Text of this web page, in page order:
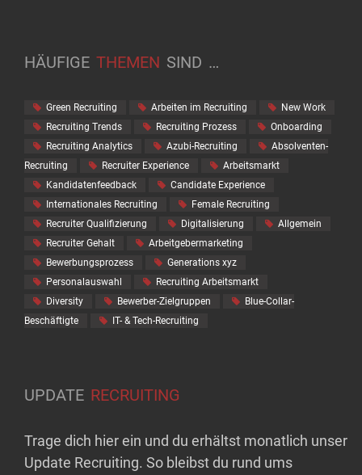
HÄUFIGE THEMEN SIND …
Green Recruiting Arbeiten im Recruiting
New Work
Recruiting Trends
Recruiting Prozess
Onboarding
Recruiting Analytics
Azubi-Recruiting
Absolventen-
Recruiting
Recruiter Experience
Arbeitsmarkt
Kandidatenfeedback
Candidate Experience
Internationales Recruiting
Female Recruiting
Recruiter Qualifizierung
Digitalisierung
Allgemein
Recruiter Gehalt
Arbeitgebermarketing
Bewerbungsprozess
Generations xyz
Personalauswahl
Recruiting Arbeitsmarkt
Diversity
Bewerber-Zielgruppen
Blue-Collar-
Beschäftigte
IT- & Tech-Recruiting
UPDATE RECRUITING
Trage dich hier ein und du erhältst monatlich unser
Update Recruiting. So bleibst du rund ums